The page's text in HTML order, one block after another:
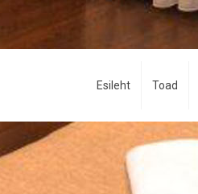
Esileht Toad